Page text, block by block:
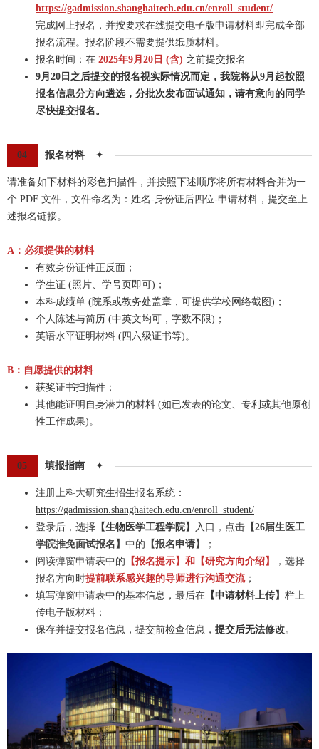
https://gadmission.shanghaitech.edu.cn/enroll_student/
完成网上报名，并按要求在线提交电子版申请材料即完成全部
报名流程。报名阶段不需要提供纸质材料。
报名时间：在 2025年9月20日 (含) 之前提交报名
9月20日之后提交的报名视实际情况而定，我院将从9月起按照
报名信息分方向遴选，分批次发布面试通知，请有意向的同学
尽快提交报名。
04 报名材料 ✦
请准备如下材料的彩色扫描件，并按照下述顺序将所有材料合并为一
个 PDF 文件，文件命名为：姓名-身份证后四位-申请材料，提交至上
述报名链接。
A：必须提供的材料
有效身份证件正反面；
学生证 (照片、学号页即可)；
本科成绩单 (院系或教务处盖章，可提供学校网络截图)；
个人陈述与简历 (中英文均可，字数不限)；
英语水平证明材料 (四六级证书等)。
B：自愿提供的材料
获奖证书扫描件；
其他能证明自身潜力的材料 (如已发表的论文、专利或其他原创
性工作成果)。
05 填报指南 ✦
注册上科大研究生招生报名系统：
https://gadmission.shanghaitech.edu.cn/enroll_student/
登录后，选择 【生物医学工程学院】 入口 ，点击 【26届生医工
学院推免面试报名】 中的 【报名申请】
；
阅读弹窗申请表中的 【报名提示】和【研究方向介绍】
，选择
报名方向时提前联系感兴趣的导师进行沟通交流；
填写弹窗申请表中的基本信息，最后在 【申请材料上传】 栏上
传电子版材料；
保存并提交报名信息，提交前检查信息， 提交后无法修改。